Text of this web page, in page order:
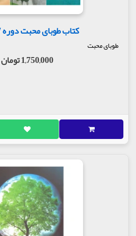
کتاب طوبای محبت دوره 7 جلدی
طوبای محبت
1,750,000 تومان